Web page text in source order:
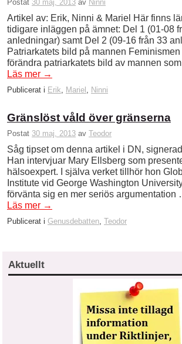
Postat 30 maj, 2013 av Ninni
Artikel av: Erik, Ninni & Mariel Här finns
tidigare inläggen på ämnet: Del 1 (01-08
anledningar) samt Del 2 (09-16 från 33
Patriarkatets bild på mannen Feminismen
förändra patriarkatets bild av mannen
Läs mer →
Publicerat i Erik Mariel Ninni
Gränslöst våld över gränserna
Postat 30 maj, 2013 av Teodor
Såg tipset om denna artikel i DN,
Han intervjuar Mary Ellsberg som
hälsoexpert. I själva verket tillhör hon
Institute vid George Washington
förvänta sig en mer seriös argumentation
Läs mer →
Publicerat i Genusdebatten, Teodor
Aktuellt